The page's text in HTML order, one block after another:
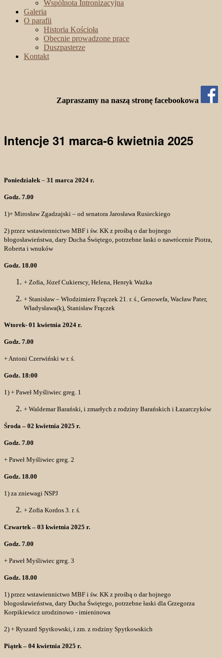
Wspólnota Intronizacyjna
Galeria
O parafii
Historia Kościoła
Obecnie prowadzone prace
Duszpasterze
Kontakt
Zapraszamy na naszą stronę facebookowa
Intencje 31 marca-6 kwietnia 2025
Poniedziałek – 31 marca 2024 r.
Godz. 7.00
1)+ Mirosław Zgadzajski – od senatora Jarosława Rusieckiego
2) przez wstawiennictwo MBF i św. KK z prośbą o dar hojnego
błogosławieństwa, dary Ducha Świętego, potrzebne łaski o nawrócenie Piotra,
Roberta i wnuków
Godz. 18.00
+ Zofia, Józef Cukierscy, Helena, Henryk Ważka
+ Stanisław – Włodzimierz Frączek 21. r. ś., Genowefa, Wacław Pater,
Władysława(k), Stanisław Frączek
Wtorek- 01 kwietnia 2024 r.
Godz. 7.00
+ Antoni Czerwiński w r. ś.
Godz. 18:00
1) + Paweł Myśliwiec greg. 1
+ Waldemar Barański, i zmarłych z rodziny Barańskich i Łazarczyków
Środa – 02 kwietnia 2025 r.
Godz. 7.00
+ Paweł Myśliwiec greg. 2
Godz. 18.00
1) za zniewagi NSPJ
+ Zofia Kordos 3. r. ś.
Czwartek – 03 kwietnia 2025 r.
Godz. 7.00
+ Paweł Myśliwiec greg. 3
Godz. 18.00
1) przez wstawiennictwo MBF i św. KK z prośbą o dar hojnego
błogosławieństwa, dary Ducha Świętego, potrzebne łaski dla Grzegorza
Korpikiewicz urodzinowo - imieninowa
2) + Ryszard Spytkowski, i zm. z rodziny Spytkowskich
Piątek – 04 kwietnia 2025 r.